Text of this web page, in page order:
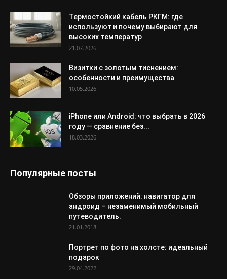
Термостойкий кабель РКГМ: где
используют и почему выбирают для
высоких температур
21.07.2026
Визитки с золотым тиснением:
особенности и преимущества
10.05.2026
iPhone или Android: что выбрать в 2026
году — сравнение без...
18.03.2026
Популярные посты
Обзоры приложений: навигатор для
андроид – незаменимый мобильный
путеводитель.
21.01.2018
Портрет по фото на холсте: идеальный
подарок
29.04.2022